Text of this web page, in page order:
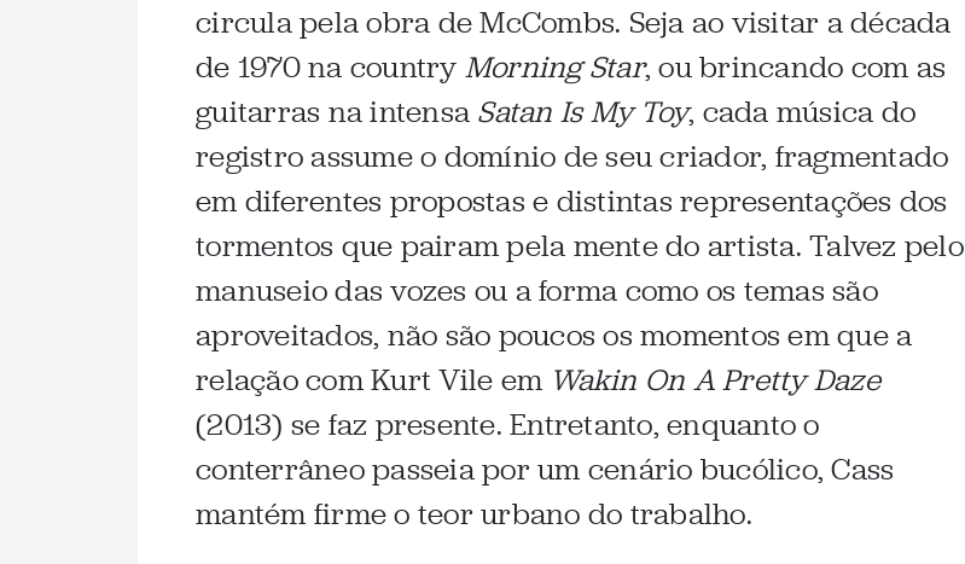
circula pela obra de McCombs. Seja ao visitar a década
de 1970 na country Morning Star, ou brincando com as
guitarras na intensa Satan Is My Toy, cada música do
registro assume o domínio de seu criador, fragmentado
em diferentes propostas e distintas representações dos
tormentos que pairam pela mente do artista. Talvez pelo
manuseio das vozes ou a forma como os temas são
aproveitados, não são poucos os momentos em que a
relação com Kurt Vile em Wakin On A Pretty Daze
(2013) se faz presente. Entretanto, enquanto o
conterrâneo passeia por um cenário bucólico, Cass
mantém firme o teor urbano do trabalho.